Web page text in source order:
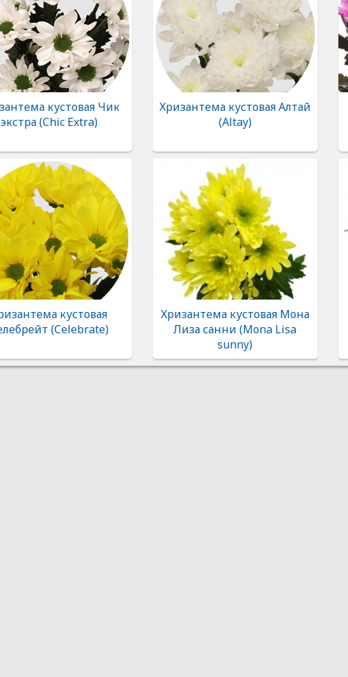
кустовая Чик
экстра (Chic Extra)
Хризантема кустовая Алтай
(Altay)
кустовая
(Celebrate)
Хризантема кустовая Мона
Лиза санни (Mona Lisa
sunny)